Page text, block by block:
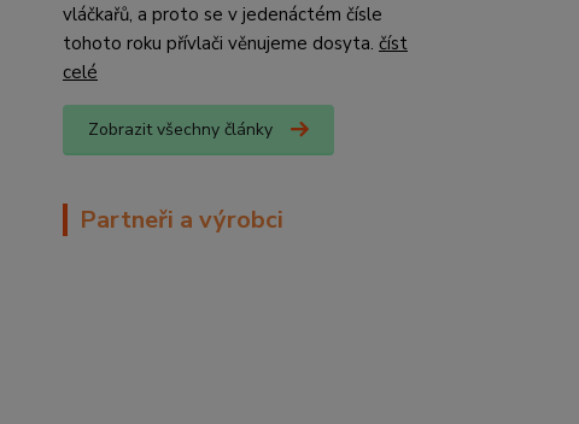
vláčkařů, a proto se v jedenáctém čísle
tohoto roku přívlači věnujeme dosyta. číst
celé
Zobrazit všechny články
Partneři a výrobci